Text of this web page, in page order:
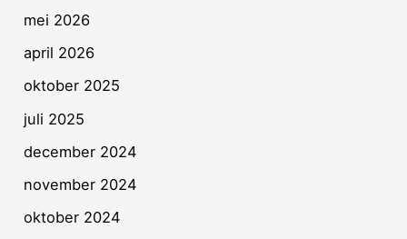
mei 2026
april 2026
oktober 2025
juli 2025
december 2024
november 2024
oktober 2024